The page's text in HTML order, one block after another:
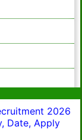
2026
Date, Apply